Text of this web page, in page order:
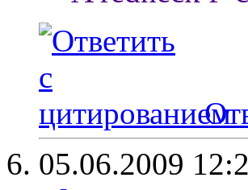
05.06.2009